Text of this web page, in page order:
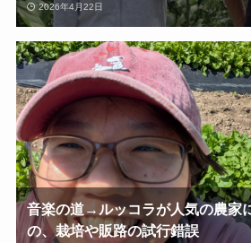
2026年4月22日
音楽の道→ルッコラが人気の農家
の、栽培や販路の試行錯誤